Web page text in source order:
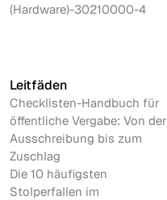
(Hardware)-30210000-4
Leitfäden
Checklisten-Handbuch für
öffentliche Vergabe: Von der
Ausschreibung bis zum
Zuschlag
Die 10 häufigsten
Stolperfallen im